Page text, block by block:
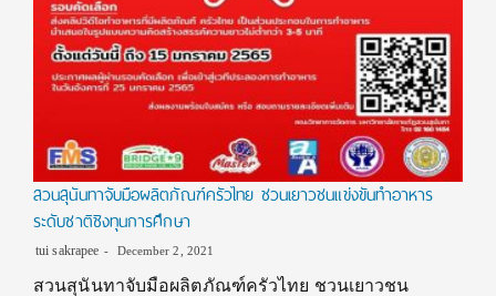
สวนสุนันทาจับมือผลิตภัณฑ์ครัวไทย ชวนเยาวชนแข่งขันทำอาหาร
ระดับชาติชิงทุนการศึกษา
tui sakrapee December 2, 2021
สวนสุนันทาจับมือผลิตภัณฑ์ครัวไทย ชวนเยาวชน